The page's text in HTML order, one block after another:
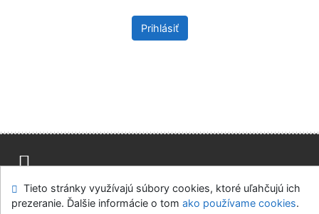
Prihlásiť
Mapa stránok Prístupnosť
Súkromie
Modul OpenSearch
Napíšte nám Nastavenie cookies
Tieto stránky využívajú súbory cookies, ktoré uľahčujú ich
prezeranie. Ďalšie informácie o tom ako používame cookies.